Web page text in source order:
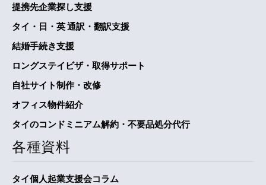
提携先企業探し支援
タイ・日・英 通訳・翻訳支援
結婚手続き支援
ロングステイビザ・取得サポート
自社サイト制作・改修
オフィス物件紹介
タイのコンドミニアム解約・不要品処分代行
各種資料
タイ個人起業支援会コラム